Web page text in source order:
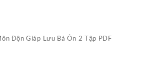
Độn Giáp Lưu Bá Ôn 2 Tập PDF